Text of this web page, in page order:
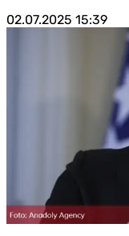
02.07.2025 15:39